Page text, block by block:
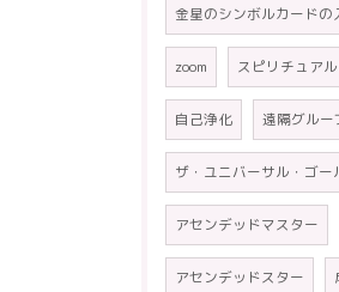
金星のシンボルカードの
zoom スピリチュア
自己浄化 遠隔グルー
ザ・ユニバーサル・ゴー
アセンデッドマスター
アセンデッドスター